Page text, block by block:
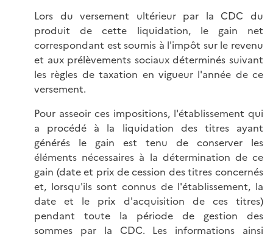
Lors du versement ultérieur par la CDC du
produit de cette liquidation, le gain net
correspondant est soumis à l'impôt sur le revenu
et aux prélèvements sociaux déterminés suivant
les règles de taxation en vigueur l'année de ce
versement.
Pour asseoir ces impositions, l'établissement qui
a procédé à la liquidation des titres ayant
générés le gain est tenu de conserver les
éléments nécessaires à la détermination de ce
gain (date et prix de cession des titres concernés
et, lorsqu'ils sont connus de l'établissement, la
date et le prix d'acquisition de ces titres)
pendant toute la période de gestion des
sommes par la CDC. Les informations ainsi